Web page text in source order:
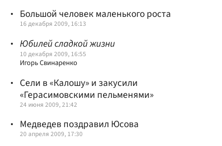
Большой человек маленького роста
16 декабря 2009, 16:13
Юбилей сладкой жизни
10 декабря 2009, 16:55
Игорь Свинаренко
Сели в «Калошу» и закусили
«Герасимовскими пельменями»
24 июня 2009, 21:42
Медведев поздравил Юсова
20 апреля 2009, 17:30